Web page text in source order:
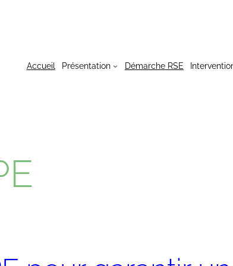
Accueil Présentation Démarche RSE